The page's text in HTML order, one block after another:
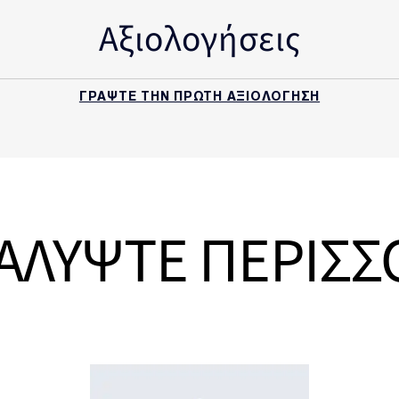
Αξιολογήσεις
ΓΡΑΨΤΕ ΤΗΝ ΠΡΩΤΗ ΑΞΙΟΛΟΓΗΣΗ